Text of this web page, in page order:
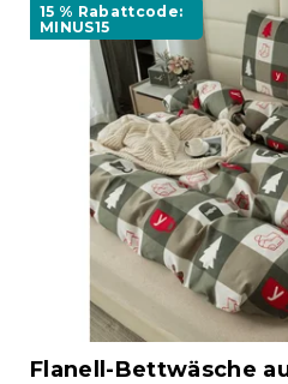
15 % Rabattcode:
MINUS15
Flanell-Bettwäsche